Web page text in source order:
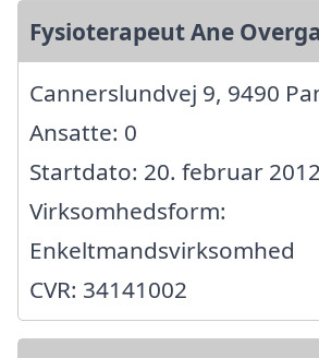
Fysioterapeut Ane
Cannerslundvej 9, 9490
Ansatte: 0
Startdato: 20. februar
Virksomhedsform:
Enkeltmandsvirksomhed
CVR: 34141002